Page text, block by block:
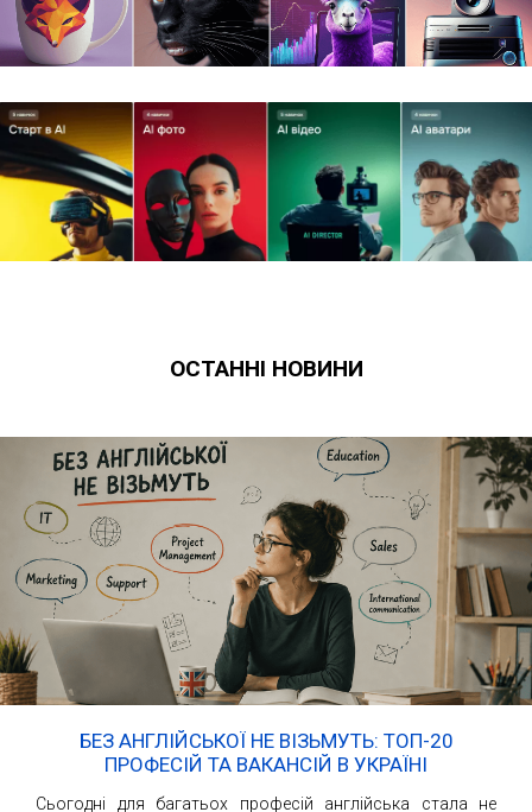
ОСТАННІ НОВИНИ
БЕЗ АНГЛІЙСЬКОЇ НЕ ВІЗЬМУТЬ: ТОП-20
ПРОФЕСІЙ ТА ВАКАНСІЙ В УКРАЇНІ
Сьогодні для багатьох професій англійська стала не